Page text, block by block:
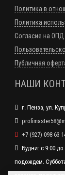
Политика в
Политика
Согласие на ОПД
Публичная
НАШИ
г. Пенза, ул.
+7 (927) 098-63-
Будни: с 9:00 до
подождем.